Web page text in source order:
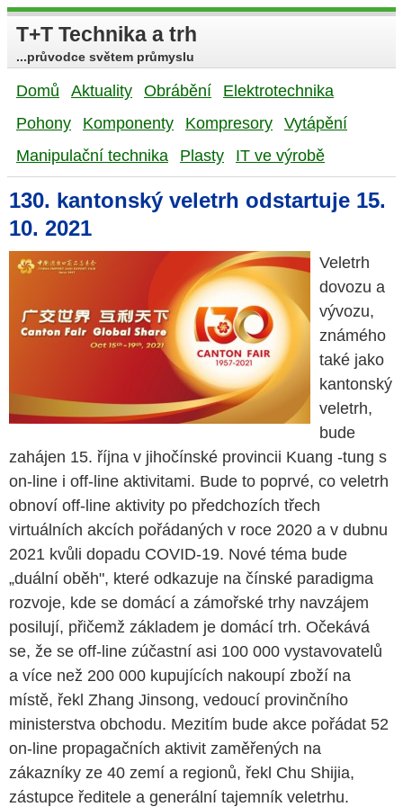
T+T Technika a trh
...průvodce světem průmyslu
Domů Aktuality Obrábění
Elektrotechnika
Pohony
Komponenty Kompresory
Vytápění
Manipulační technika
Plasty IT ve výrobě
130. kantonský veletrh odstartuje 15.
10. 2021
Veletrh
dovozu a
vývozu,
známého
také jako
kantonský
veletrh,
bude
zahájen 15. října v jihočínské provincii Kuang -tung s
on-line i off-line aktivitami. Bude to poprvé, co veletrh
obnoví off-line aktivity po předchozích třech
virtuálních akcích pořádaných v roce 2020 a v dubnu
2021 kvůli dopadu COVID-19. Nové téma bude
„duální oběh", které odkazuje na čínské paradigma
rozvoje, kde se domácí a zámořské trhy navzájem
posilují, přičemž základem je domácí trh. Očekává
se, že se off-line zúčastní asi 100 000 vystavovatelů
a více než 200 000 kupujících nakoupí zboží na
místě, řekl Zhang Jinsong, vedoucí provinčního
ministerstva obchodu. Mezitím bude akce pořádat 52
on-line propagačních aktivit zaměřených na
zákazníky ze 40 zemí a regionů, řekl Chu Shijia,
zástupce ředitele a generální tajemník veletrhu.